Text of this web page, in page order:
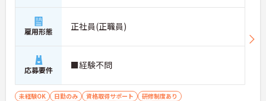
雇用形態 正社員(正職員)
応募要件 ■経験不問
未経験OK 日勤のみ 資格取得サポート
研修制度あり